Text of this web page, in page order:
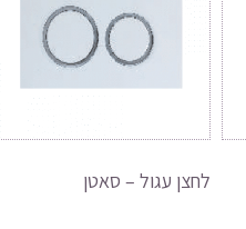
לחצן עגול – סאטן